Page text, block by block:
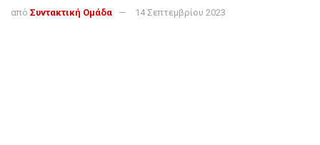
από Συντακτική Ομάδα 14 Σεπτεμβρίου 2023